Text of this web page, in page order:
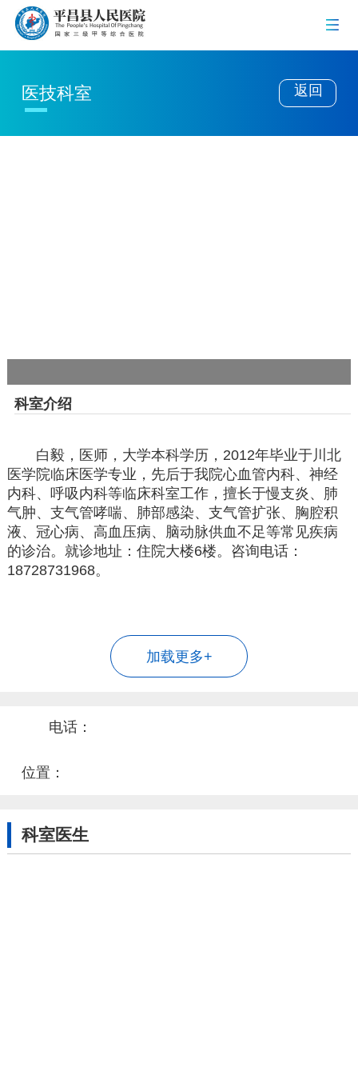
医技科室 返回
科室介绍
白毅，医师，大学本科学历，2012年毕业于川北
医学院临床医学专业，先后于我院心血管内科、神经
内科、呼吸内科等临床科室工作，擅长于慢支炎、肺
气肿、支气管哮喘、肺部感染、支气管扩张、胸腔积
液、冠心病、高血压病、脑动脉供血不足等常见疾病
的诊治。就诊地址：住院大楼6楼。咨询电话：
18728731968。
加载更多+
电话：
位置：
科室医生